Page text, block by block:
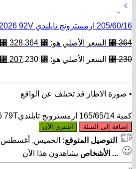
205/60/16 ارمسترونج تايلندي D2026 92V
⃁364 السعر الأصلي هو: ⃁ 364. ⃁ 328
⃁230 السعر الأصلي هو: ⃁ 230. ⃁ 207
• صورة الاطار قد تختلف عن الواقع
كمية 165/65/14 ارمسترونج تايلنديD2026 79T
إضافة إلى السلة اشتري الآن
التوصيل المتوقع: الخميس, أغسطس 06
... الأشخاص يشاهدون هذا الآن